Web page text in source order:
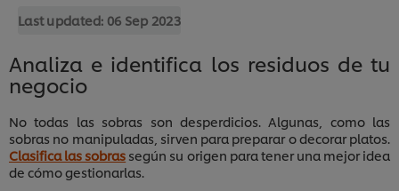
Last updated: 06 Sep 2023
Analiza e identifica los residuos de tu
negocio
No todas las sobras son desperdicios. Algunas, como las
sobras no manipuladas, sirven para preparar o decorar platos.
Clasifica las sobras según su origen para tener una mejor idea
de cómo gestionarlas.